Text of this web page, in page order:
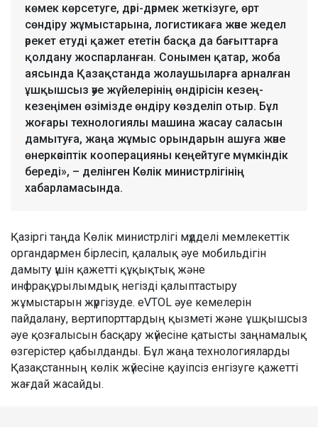
көмек көрсетуге, дәрі-дәрмек жеткізуге, өрт
сөндіру жұмыстарына, логистикаға және жедел
әрекет етуді қажет ететін басқа да бағыттарға
қолдану жоспарланған. Сонымен қатар, жоба
аясында Қазақстанда жолаушыларға арналған
ұшқышсыз әуе жүйелерінің өндірісін кезең-
кезеңімен өзімізде өндіру көзделіп отыр. Бұл
жоғары технологиялы машина жасау саласын
дамытуға, жаңа жұмыс орындарын ашуға және
өнеркәсіптік кооперацияны кеңейтуге мүмкіндік
береді», – делінген Көлік министрлігінің
хабарламасында.
Қазіргі таңда Көлік министрлігі мүдделі мемлекеттік
органдармен бірлесіп, қалалық әуе мобильдігін
дамыту үшін қажетті құқықтық және
инфрақұрылымдық негізді қалыптастыру
жұмыстарын жүргізуде. eVTOL әуе кемелерін
пайдалану, вертипорттардың қызметі және ұшқышсыз
әуе қозғалысын басқару жүйесіне қатысты заңнамалық
өзгерістер қабылданды. Бұл жаңа технологияларды
Қазақстанның көлік жүйесіне қауіпсіз енгізуге қажетті
жағдай жасайды.